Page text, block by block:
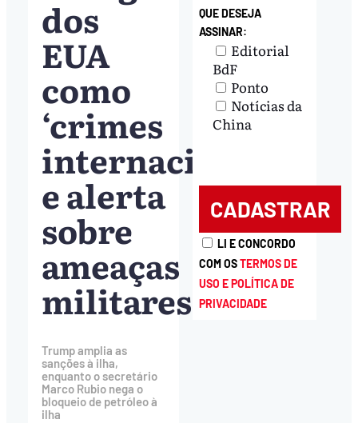
dos
EUA
como
‘crimes
internacionais’
e alerta
sobre
ameaças
militares
Trump amplia as
sanções à ilha,
enquanto o secretário
Marco Rubio nega o
bloqueio de petróleo à
ilha
QUE DESEJA
ASSINAR:
Editorial
BdF
Ponto
Notícias da
China
LI E CONCORDO
COM OSTERMOS DE
USO E POLÍTICA DE
PRIVACIDADE